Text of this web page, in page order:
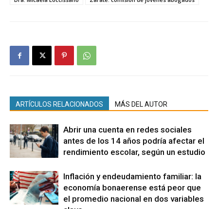
ARTÍCULOS RELACIONADOS MÁS DEL AUTOR
Abrir una cuenta en redes sociales
antes de los 14 años podría afectar el
rendimiento escolar, según un estudio
Inflación y endeudamiento familiar: la
economía bonaerense está peor que
el promedio nacional en dos variables